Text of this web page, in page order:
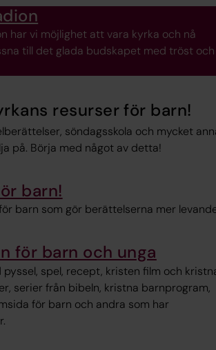
har vi möjlighet att vara kyrka och nå
till det glada budskapet med tröst och
resurser för barn!
söndagsskola och mycket
på. Börja med något av detta!
barn!
barn som gör berättelserna mer
för barn och unga
pyssel, spel, recept, kristen film och
serier från bibeln, kristna barnprogram,
för barn och andra som har